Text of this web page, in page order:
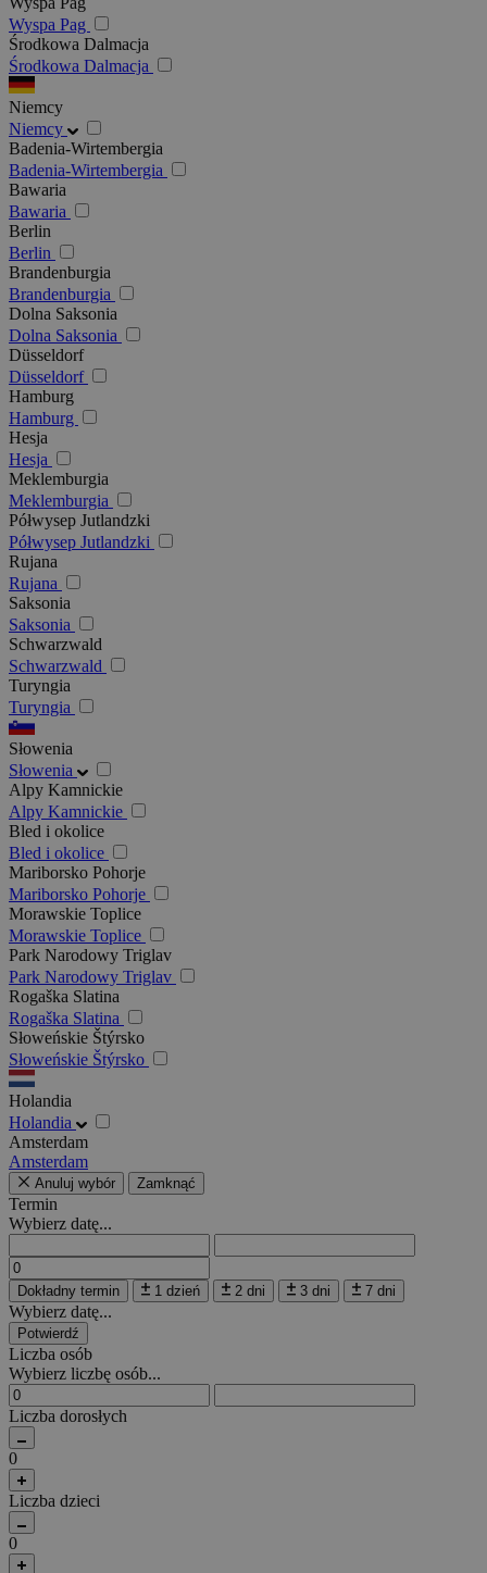
Wyspa Pag
Środkowa Dalmacja
Środkowa Dalmacja
Niemcy
Niemcy
Badenia-Wirtembergia
Badenia-Wirtembergia
Bawaria
Bawaria
Berlin
Berlin
Brandenburgia
Brandenburgia
Dolna Saksonia
Dolna Saksonia
Düsseldorf
Düsseldorf
Hamburg
Hamburg
Hesja
Hesja
Meklemburgia
Meklemburgia
Półwysep Jutlandzki
Półwysep Jutlandzki
Rujana
Rujana
Saksonia
Saksonia
Schwarzwald
Schwarzwald
Turyngia
Turyngia
Słowenia
Słowenia
Alpy Kamnickie
Alpy Kamnickie
Bled i okolice
Bled i okolice
Mariborsko Pohorje
Mariborsko Pohorje
Morawskie Toplice
Morawskie Toplice
Park Narodowy Triglav
Park Narodowy Triglav
Rogaška Slatina
Rogaška Slatina
Słoweńskie Štýrsko
Słoweńskie Štýrsko
Holandia
Holandia
Amsterdam
Amsterdam
Anuluj wybór Zamknąć
Termin
Wybierz datę...
Dokładny termin 1 dzień 2 dni 3 dni 7 dni
Wybierz datę...
Potwierdź
Liczba osób
Wybierz liczbę osób...
Liczba dorosłych
0
Liczba dzieci
0